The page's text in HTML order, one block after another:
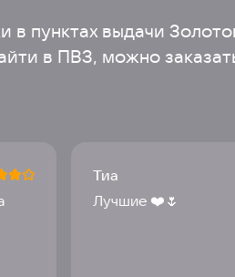
пунктах выдачи
в ПВЗ, можно
Тиа
Лучшие ❤️🌷